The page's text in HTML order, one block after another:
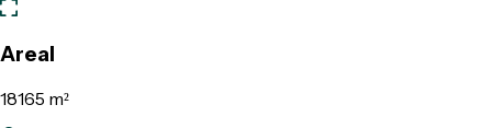
Areal
18165 m²